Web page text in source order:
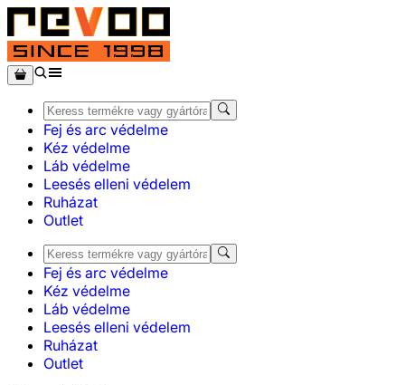
Fej és arc védelme
Kéz védelme
Láb védelme
Leesés elleni védelem
Ruházat
Outlet
Fej és arc védelme
Kéz védelme
Láb védelme
Leesés elleni védelem
Ruházat
Outlet